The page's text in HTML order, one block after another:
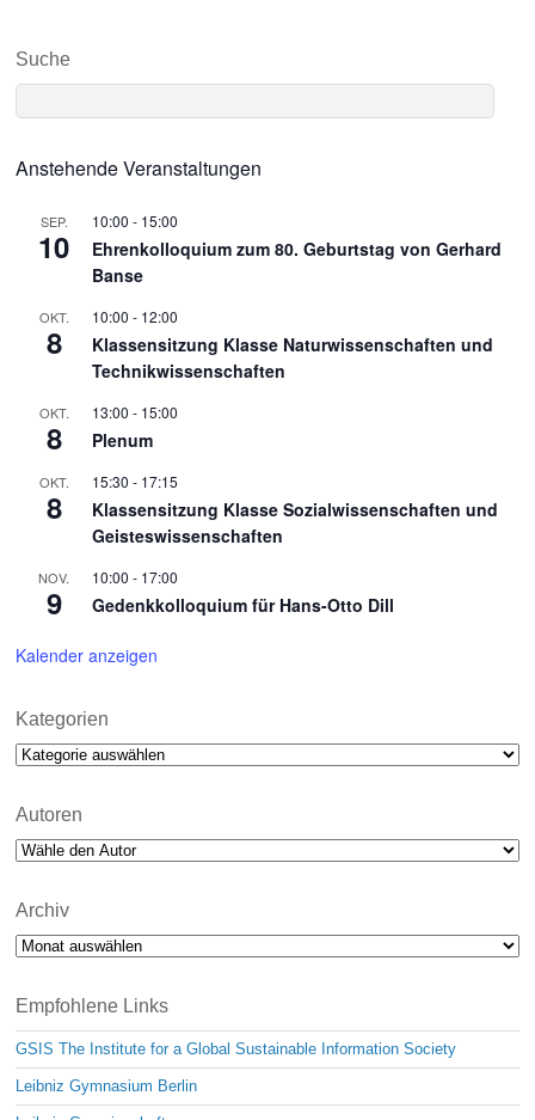
Suche
Anstehende Veranstaltungen
SEP.
10
10:00 - 15:00
Ehrenkolloquium zum 80. Geburtstag von Gerhard
Banse
OKT.
8
10:00 - 12:00
Klassensitzung Klasse Naturwissenschaften und
Technikwissenschaften
OKT.
8
13:00 - 15:00
Plenum
OKT.
8
15:30 - 17:15
Klassensitzung Klasse Sozialwissenschaften und
Geisteswissenschaften
NOV.
9
10:00 - 17:00
Gedenkkolloquium für Hans-Otto Dill
Kalender anzeigen
Kategorien
Kategorien
Autoren
Archiv
Archiv
Empfohlene Links
GSIS The Institute for a Global Sustainable Information Society
Leibniz Gymnasium Berlin